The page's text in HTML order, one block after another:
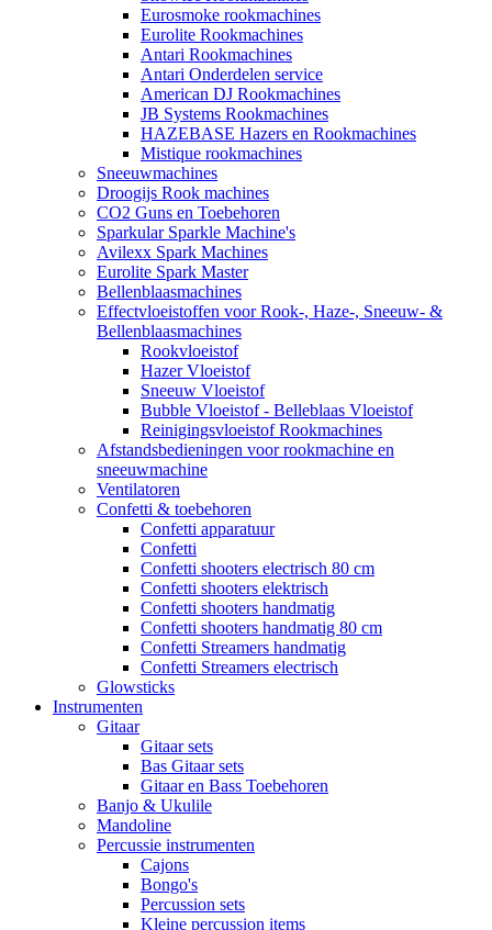
Eurosmoke rookmachines
Eurolite Rookmachines
Antari Rookmachines
Antari Onderdelen service
American DJ Rookmachines
JB Systems Rookmachines
HAZEBASE Hazers en Rookmachines
Mistique rookmachines
Sneeuwmachines
Droogijs Rook machines
CO2 Guns en Toebehoren
Sparkular Sparkle Machine's
Avilexx Spark Machines
Eurolite Spark Master
Bellenblaasmachines
Effectvloeistoffen voor Rook-, Haze-, Sneeuw- &
Bellenblaasmachines
Rookvloeistof
Hazer Vloeistof
Sneeuw Vloeistof
Bubble Vloeistof - Belleblaas Vloeistof
Reinigingsvloeistof Rookmachines
Afstandsbedieningen voor rookmachine en
sneeuwmachine
Ventilatoren
Confetti & toebehoren
Confetti apparatuur
Confetti
Confetti shooters electrisch 80 cm
Confetti shooters elektrisch
Confetti shooters handmatig
Confetti shooters handmatig 80 cm
Confetti Streamers handmatig
Confetti Streamers electrisch
Glowsticks
Instrumenten
Gitaar
Gitaar sets
Bas Gitaar sets
Gitaar en Bass Toebehoren
Banjo & Ukulile
Mandoline
Percussie instrumenten
Cajons
Bongo's
Percussion sets
Kleine percussion items